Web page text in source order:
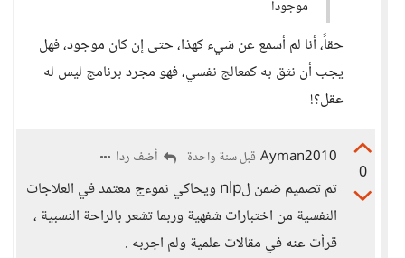
موجودا
حقاً، أنا لم أسمع عن شيء كهذا، حتى إن كان موجود، فهل
يجب أن نثق به كمعالج نفسي، فهو مجرد برنامج ليس له
عقل؟!
0
Ayman2010 قبل سنة واحدة أضف ردا
تم تصميم ضمن لnlp ويحاكي نموءج معتمد في العلاجات
النفسية من اختبارات شفهية وربما تشعر بالراحة النسبية ،
قرأت عنه في مقالات علمية ولم اجربه .